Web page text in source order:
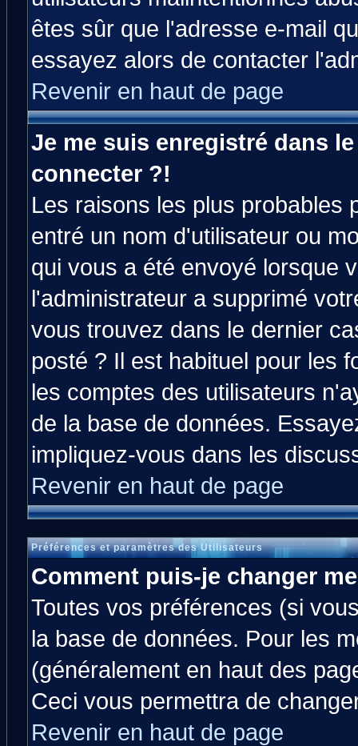
êtes sûr que l'adresse e-mail
essayez alors de contacter
Revenir en haut de page
Je me suis enregistré dans
connecter ?!
Les raisons les plus probables
entré un nom d'utilisateur ou
qui vous a été envoyé lorsque
l'administrateur a supprimé
vous trouvez dans le dernier
posté ? Il est habituel pour les
les comptes des utilisateurs
de la base de données.
impliquez-vous dans les
Revenir en haut de page
Préférences et paramètres des Utilisateurs
Comment puis-je changer
Toutes vos préférences (si
la base de données. Pour les
(généralement en haut des
Ceci vous permettra de
Revenir en haut de page